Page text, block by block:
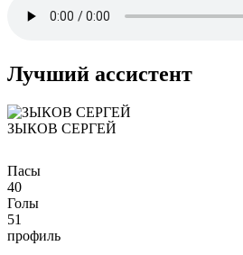
Лучший ассистент
ЗЫКОВ СЕРГЕЙ
Пасы
40
Голы
51
профиль